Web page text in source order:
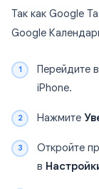
Так как Google
Google
Перейдите в
iPhone.
Нажмите
Откройте
в